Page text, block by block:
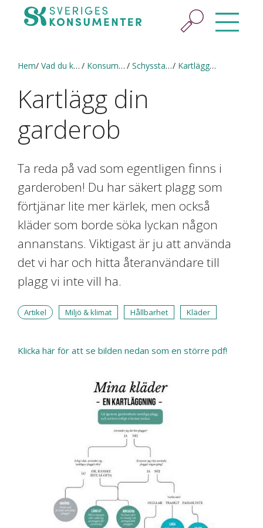
Hem Vad du kan göra Konsumera hållbart Schysstare kläder Kartlägg din garderob
Kartlägg din
garderob
Ta reda på vad som egentligen finns i
garderoben! Du har säkert plagg som
förtjänar lite mer kärlek, men också
kläder som borde söka lyckan någon
annanstans. Viktigast är ju att använda
det vi har och hitta återanvändare till
plagg vi inte vill ha.
Artikel Miljö & klimat Hållbarhet Kläder
Klicka här för att se bilden nedan som en större pdf!